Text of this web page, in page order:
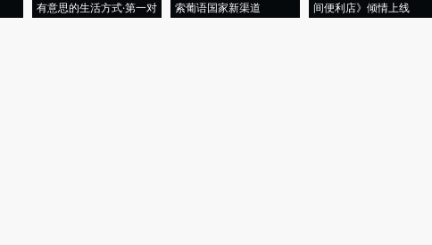
有意思的生活方式·第一对
索葡语国家新渠道
间便利店》倾情上线